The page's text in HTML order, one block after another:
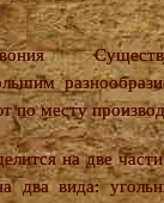
по месту
на две
два вида: